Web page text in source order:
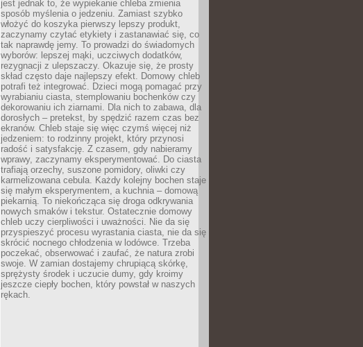
jest jednak to, że wypiekanie chleba zmienia
sposób myślenia o jedzeniu. Zamiast szybko
włożyć do koszyka pierwszy lepszy produkt,
zaczynamy czytać etykiety i zastanawiać się, co
tak naprawdę jemy. To prowadzi do świadomych
wyborów: lepszej mąki, uczciwych dodatków,
rezygnacji z ulepszaczy. Okazuje się, że prosty
skład często daje najlepszy efekt. Domowy chleb
potrafi też integrować. Dzieci mogą pomagać przy
wyrabianiu ciasta, stemplowaniu bochenków czy
dekorowaniu ich ziarnami. Dla nich to zabawa, dla
dorosłych – pretekst, by spędzić razem czas bez
ekranów. Chleb staje się więc czymś więcej niż
jedzeniem: to rodzinny projekt, który przynosi
radość i satysfakcję. Z czasem, gdy nabieramy
wprawy, zaczynamy eksperymentować. Do ciasta
trafiają orzechy, suszone pomidory, oliwki czy
karmelizowana cebula. Każdy kolejny bochen staje
się małym eksperymentem, a kuchnia – domową
piekarnią. To niekończąca się droga odkrywania
nowych smaków i tekstur. Ostatecznie domowy
chleb uczy cierpliwości i uważności. Nie da się
przyspieszyć procesu wyrastania ciasta, nie da się
skrócić nocnego chłodzenia w lodówce. Trzeba
poczekać, obserwować i zaufać, że natura zrobi
swoje. W zamian dostajemy chrupiącą skórkę,
sprężysty środek i uczucie dumy, gdy kroimy
jeszcze ciepły bochen, który powstał w naszych
rękach.